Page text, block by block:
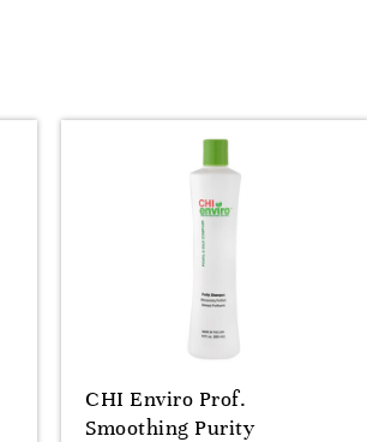
CHI Enviro Prof.
Smoothing Purity